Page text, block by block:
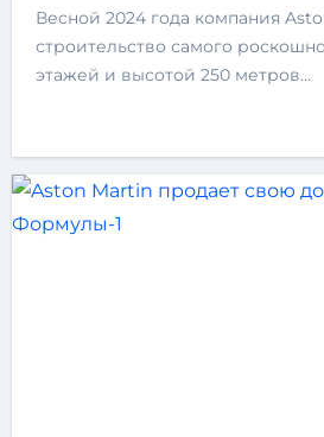
Весной 2024 года компания Aston Martin завершила
строительство самого
этажей и высотой 250 метров…